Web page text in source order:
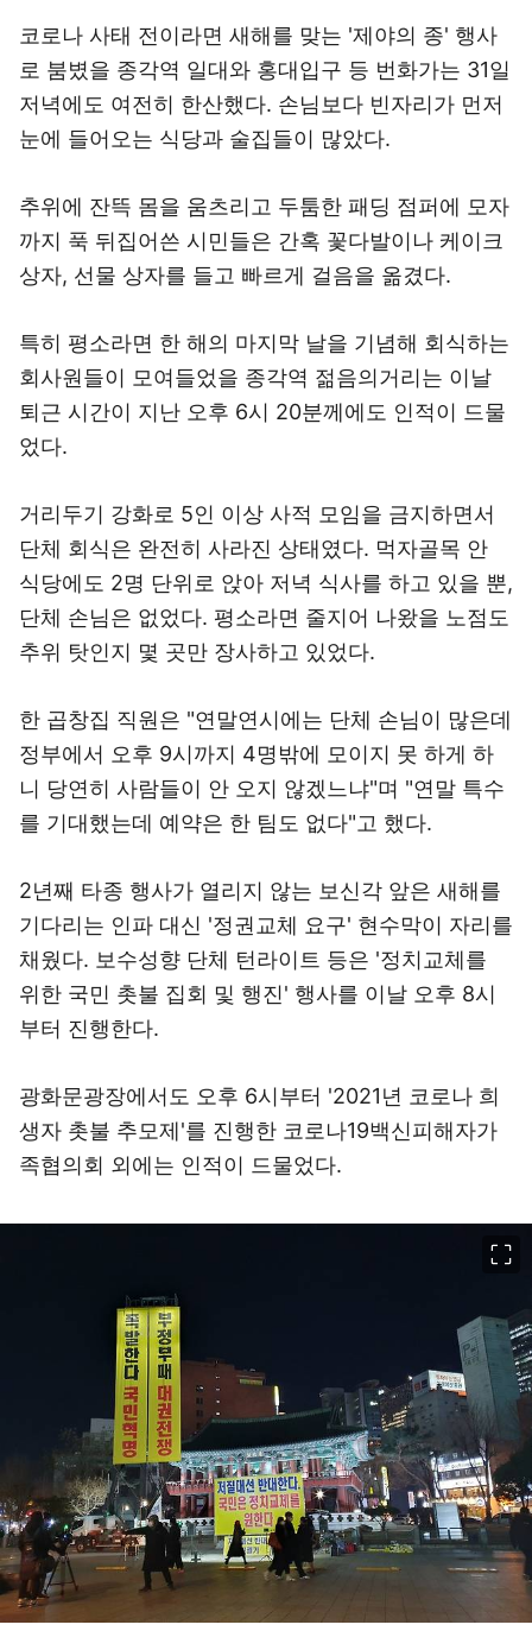
코로나 사태 전이라면 새해를 맞는 '제야의 종' 행사
로 붐볐을 종각역 일대와 홍대입구 등 번화가는 31일
저녁에도 여전히 한산했다. 손님보다 빈자리가 먼저
눈에 들어오는 식당과 술집들이 많았다.
추위에 잔뜩 몸을 움츠리고 두툼한 패딩 점퍼에 모자
까지 푹 뒤집어쓴 시민들은 간혹 꽃다발이나 케이크
상자, 선물 상자를 들고 빠르게 걸음을 옮겼다.
특히 평소라면 한 해의 마지막 날을 기념해 회식하는
회사원들이 모여들었을 종각역 젊음의거리는 이날
퇴근 시간이 지난 오후 6시 20분께에도 인적이 드물
었다.
거리두기 강화로 5인 이상 사적 모임을 금지하면서
단체 회식은 완전히 사라진 상태였다. 먹자골목 안
식당에도 2명 단위로 앉아 저녁 식사를 하고 있을 뿐,
단체 손님은 없었다. 평소라면 줄지어 나왔을 노점도
추위 탓인지 몇 곳만 장사하고 있었다.
한 곱창집 직원은 "연말연시에는 단체 손님이 많은데
정부에서 오후 9시까지 4명밖에 모이지 못 하게 하
니 당연히 사람들이 안 오지 않겠느냐"며 "연말 특수
를 기대했는데 예약은 한 팀도 없다"고 했다.
2년째 타종 행사가 열리지 않는 보신각 앞은 새해를
기다리는 인파 대신 '정권교체 요구' 현수막이 자리를
채웠다. 보수성향 단체 턴라이트 등은 '정치교체를
위한 국민 촛불 집회 및 행진' 행사를 이날 오후 8시
부터 진행한다.
광화문광장에서도 오후 6시부터 '2021년 코로나 희
생자 촛불 추모제'를 진행한 코로나19백신피해자가
족협의회 외에는 인적이 드물었다.